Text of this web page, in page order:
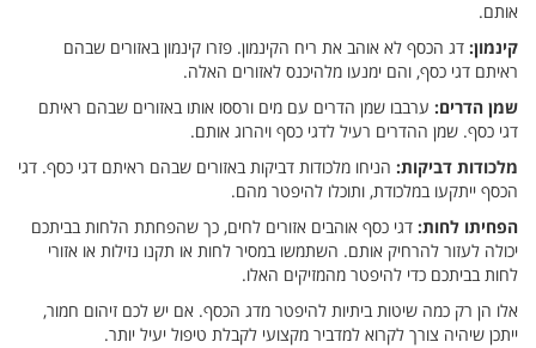
אותם.
קינמון: דג הכסף לא אוהב את ריח הקינמון. פזרו קינמון באזורים שבהם
ראיתם דגי כסף, והם ימנעו מלהיכנס לאזורים האלה.
שמן הדרים: ערבבו שמן הדרים עם מים ורססו אותו באזורים שבהם ראיתם
דגי כסף. שמן ההדרים רעיל לדגי כסף ויהרוג אותם.
מלכודות דביקות: הניחו מלכודות דביקות באזורים שבהם ראיתם דגי כסף. דגי
הכסף ייתקעו במלכודת, ותוכלו להיפטר מהם.
הפחיתו לחות: דגי כסף אוהבים אזורים לחים, כך שהפחתת הלחות בביתכם
יכולה לעזור להרחיק אותם. השתמשו במסיר לחות או תקנו נזילות או אזורי
לחות בביתכם כדי להיפטר מהמזיקים האלו.
אלו הן רק כמה שיטות ביתיות להיפטר מדג הכסף. אם יש לכם זיהום חמור,
ייתכן שיהיה צורך לקרוא למדביר מקצועי לקבלת טיפול יעיל יותר.